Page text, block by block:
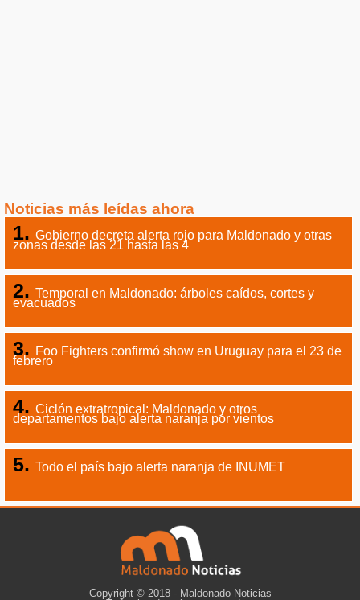
Noticias más leídas ahora
Gobierno decreta alerta rojo para Maldonado y otras
zonas desde las 21 hasta las 4
Temporal en Maldonado: árboles caídos, cortes y
evacuados
Foo Fighters confirmó show en Uruguay para el 23 de
febrero
Ciclón extratropical: Maldonado y otros
departamentos bajo alerta naranja por vientos
Todo el país bajo alerta naranja de INUMET
Copyright © 2018 - Maldonado Noticias